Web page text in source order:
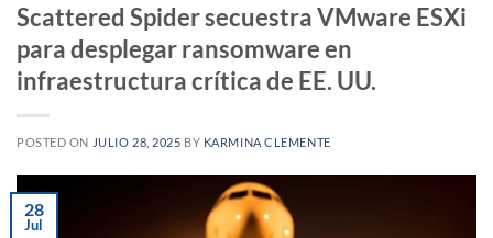
Scattered Spider secuestra VMware ESXi
para desplegar ransomware en
infraestructura crítica de EE. UU.
POSTED ON JULIO 28, 2025 BY KARMINA CLEMENTE
28
Jul